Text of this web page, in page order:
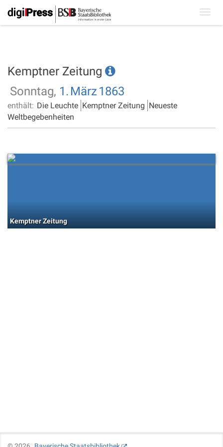
Kemptner Zeitung
Sonntag, 1. März 1863
enthält: Die Leuchte Kemptner Zeitung Neueste
Weltbegebenheiten
Kemptner Zeitung